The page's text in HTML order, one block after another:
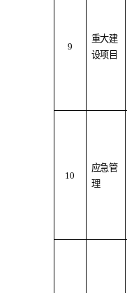
9
重大建
设项目
10
应急管
理